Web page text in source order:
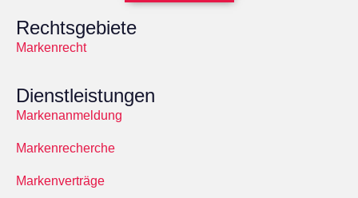
Rechtsgebiete
Markenrecht
Dienstleistungen
Markenanmeldung
Markenrecherche
Markenverträge